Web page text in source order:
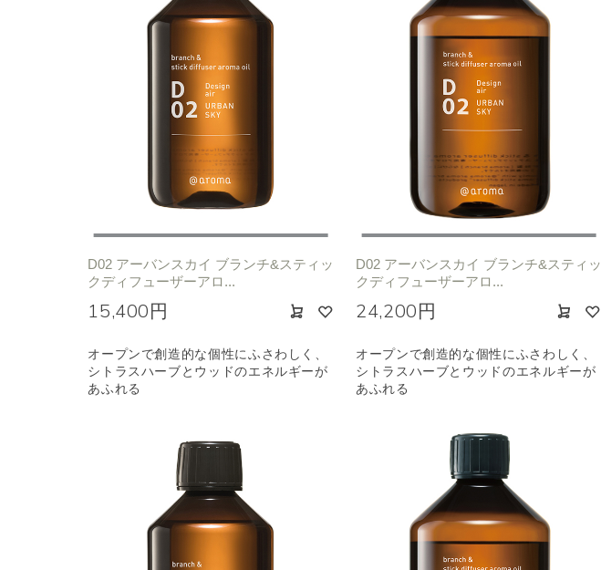
リフレッシュ 空気清浄･消臭
※一つお選びください
ハーバル
D02 アーバンスカイ ブランチ&スティッ
クディフューザーアロ...
15,400円
オープンで創造的な個性にふさわしく、
シトラスハーブとウッドのエネルギーが
あふれる
D02 アーバンスカイ ブランチ&スティッ
クディフューザーアロ...
24,200円
オープンで創造的な個性にふさわしく、
シトラスハーブとウッドのエネルギーが
あふれる